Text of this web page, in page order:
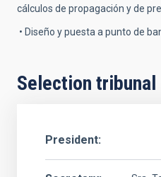
cálculos de propagación y de
• Diseño y puesta a punto de
Selection tribunal
President